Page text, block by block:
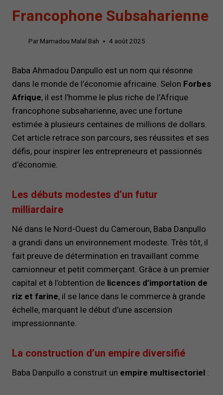
Francophone Subsaharienne
Par Mamadou Malal Bah 4 août 2025
Baba Ahmadou Danpullo est un nom qui résonne
dans le monde de l’économie africaine. Selon Forbes
Afrique, il est l’homme le plus riche de l’Afrique
francophone subsaharienne, avec une fortune
estimée à plusieurs centaines de millions de dollars.
Cet article retrace son parcours, ses réussites et ses
défis, pour inspirer les entrepreneurs et passionnés
d’économie.
Les débuts modestes d’un futur
milliardaire
Né dans le Nord-Ouest du Cameroun, Baba Danpullo
a grandi dans un environnement modeste. Très tôt, il
fait preuve de détermination en travaillant comme
camionneur et petit commerçant. Grâce à un premier
capital et à l’obtention de licences d’importation de
riz et farine, il se lance dans le commerce à grande
échelle, marquant le début d’une ascension
impressionnante.
La construction d’un empire diversifié
Baba Danpullo a construit un empire multisectoriel :